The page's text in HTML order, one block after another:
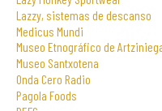
Lazzy, sistemas de descanso
Medicus Mundi
Museo Etnográfico de
Museo Santxotena
Onda Cero Radio
Pagola Foods